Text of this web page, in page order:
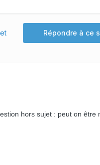
Répondre à ce
hors sujet : peut on être